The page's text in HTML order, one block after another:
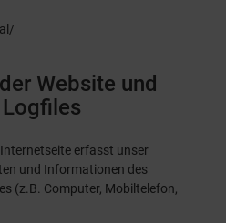
Website und
erfasst unser
und Informationen des
(z.B. Computer, Mobiltelefon,